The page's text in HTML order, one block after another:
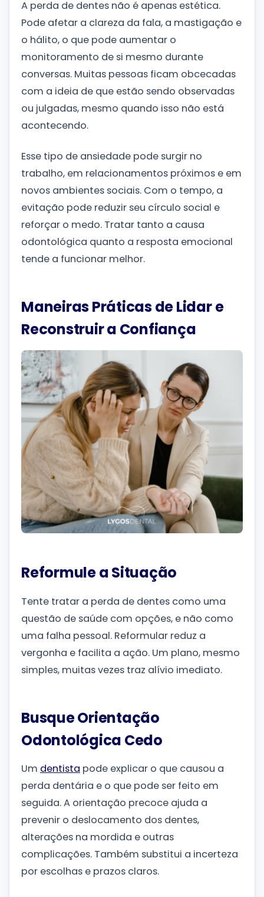
A perda de dentes não é apenas estética.
Pode afetar a clareza da fala, a mastigação e
o hálito, o que pode aumentar o
monitoramento de si mesmo durante
conversas. Muitas pessoas ficam obcecadas
com a ideia de que estão sendo observadas
ou julgadas, mesmo quando isso não está
acontecendo.
Esse tipo de ansiedade pode surgir no
trabalho, em relacionamentos próximos e em
novos ambientes sociais. Com o tempo, a
evitação pode reduzir seu círculo social e
reforçar o medo. Tratar tanto a causa
odontológica quanto a resposta emocional
tende a funcionar melhor.
Maneiras Práticas de Lidar e
Reconstruir a Confiança
Reformule a Situação
Tente tratar a perda de dentes como uma
questão de saúde com opções, e não como
uma falha pessoal. Reformular reduz a
vergonha e facilita a ação. Um plano, mesmo
simples, muitas vezes traz alívio imediato.
Busque Orientação
Odontológica Cedo
Um dentista pode explicar o que causou a
perda dentária e o que pode ser feito em
seguida. A orientação precoce ajuda a
prevenir o deslocamento dos dentes,
alterações na mordida e outras
complicações. Também substitui a incerteza
por escolhas e prazos claros.